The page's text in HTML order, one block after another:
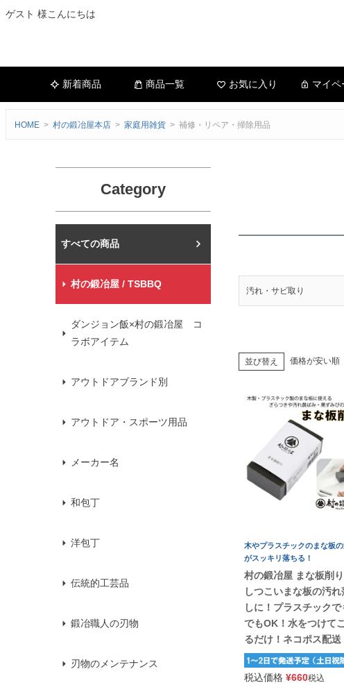
ゲスト 様こんにちは
新着商品 商品一覧 お気に入り マイペ
HOME 村の鍛冶屋本店 家庭用雑貨 補修・リペア・掃除用品
Category
村の鍛冶屋本店
村の鍛冶屋 / TSBBQ
ダンジョン飯×村の鍛冶屋 コ
ラボアイテム
アウトドアブランド別
アウトドア・スポーツ用品
メーカー名
和包丁
洋包丁
伝統的工芸品
鍛冶職人の刃物
刃物のメンテナンス
汚れ・サビ取り
並び替え 価格が安い順
木やプラスチックのまな板
がスッキリ落ちる！
村の鍛冶屋 まな板削
しつこいまな板の汚れ
しに！プラスチックで
でもOK！水をつけて
るだけ！ネコポス配送
税込価格 ¥660税込